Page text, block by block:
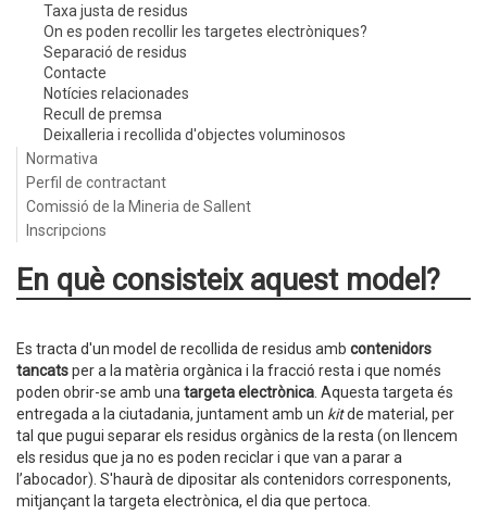
Taxa justa de residus
On es poden recollir les targetes electròniques?
Separació de residus
Contacte
Notícies relacionades
Recull de premsa
Deixalleria i recollida d'objectes voluminosos
Normativa
Perfil de contractant
Comissió de la Mineria de Sallent
Inscripcions
En què consisteix aquest model?
Es tracta d'un model de recollida de residus amb contenidors
tancatsper a la matèria orgànica i la fracció resta i que només
poden obrir-se amb una targeta electrònica . Aquesta targeta és
entregada a la ciutadania, juntament amb un kitde material, per
tal que pugui separar els residus orgànics de la resta (on llencem
els residus que ja no es poden reciclar i que van a parar a
l’abocador). S'haurà de dipositar als contenidors corresponents,
mitjançant la targeta electrònica, el dia que pertoca.